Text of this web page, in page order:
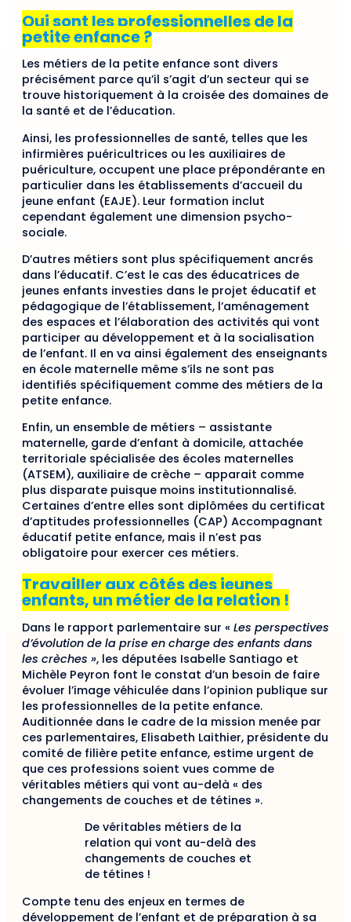
Qui sont les professionnelles de la
petite enfance ?
Les métiers de la petite enfance sont divers
précisément parce qu’il s’agit d’un secteur qui se
trouve historiquement à la croisée des domaines de
la santé et de l’éducation.
Ainsi, les professionnelles de santé, telles que les
infirmières puéricultrices ou les auxiliaires de
puériculture, occupent une place prépondérante en
particulier dans les établissements d’accueil du
jeune enfant (EAJE). Leur formation inclut
cependant également une dimension psycho-
sociale.
D’autres métiers sont plus spécifiquement ancrés
dans l’éducatif. C’est le cas des éducatrices de
jeunes enfants investies dans le projet éducatif et
pédagogique de l’établissement, l’aménagement
des espaces et l’élaboration des activités qui vont
participer au développement et à la socialisation
de l’enfant. Il en va ainsi également des enseignants
en école maternelle même s’ils ne sont pas
identifiés spécifiquement comme des métiers de la
petite enfance.
Enfin, un ensemble de métiers – assistante
maternelle, garde d’enfant à domicile, attachée
territoriale spécialisée des écoles maternelles
(ATSEM), auxiliaire de crèche – apparait comme
plus disparate puisque moins institutionnalisé.
Certaines d’entre elles sont diplômées du certificat
d’aptitudes professionnelles (CAP) Accompagnant
éducatif petite enfance, mais il n’est pas
obligatoire pour exercer ces métiers.
Travailler aux côtés des jeunes
enfants, un métier de la relation !
Dans le rapport parlementaire sur « Les perspectives
d’évolution de la prise en charge des enfants dans
les crèches », les députées Isabelle Santiago et
Michèle Peyron font le constat d’un besoin de faire
évoluer l’image véhiculée dans l’opinion publique sur
les professionnelles de la petite enfance.
Auditionnée dans le cadre de la mission menée par
ces parlementaires, Elisabeth Laithier, présidente du
comité de filière petite enfance, estime urgent de
que ces professions soient vues comme de
véritables métiers qui vont au-delà « des
changements de couches et de tétines ».
De véritables métiers de la
relation qui vont au-delà des
changements de couches et
de tétines !
Compte tenu des enjeux en termes de
développement de l’enfant et de préparation à sa